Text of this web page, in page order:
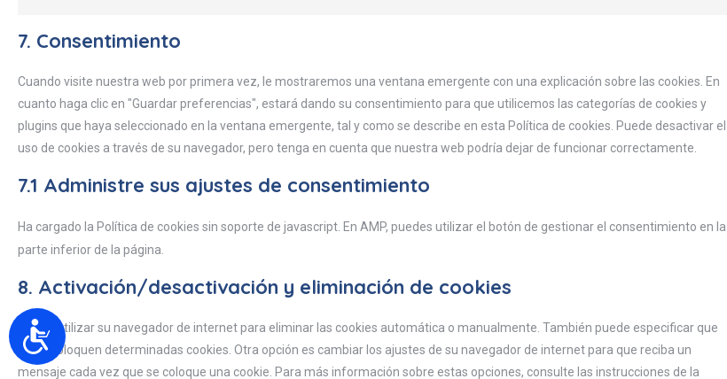
7. Consentimiento
Cuando visite nuestra web por primera vez, le mostraremos una ventana emergente con una explicación sobre las cookies. En
cuanto haga clic en "Guardar preferencias", estará dando su consentimiento para que utilicemos las categorías de cookies y
plugins que haya seleccionado en la ventana emergente, tal y como se describe en esta Política de cookies. Puede desactivar el
uso de cookies a través de su navegador, pero tenga en cuenta que nuestra web podría dejar de funcionar correctamente.
7.1 Administre sus ajustes de consentimiento
Ha cargado la Política de cookies sin soporte de javascript. En AMP, puedes utilizar el botón de gestionar el consentimiento en la
parte inferior de la página.
8. Activación/desactivación y eliminación de cookies
Puede utilizar su navegador de internet para eliminar las cookies automática o manualmente. También puede especificar que
no se coloquen determinadas cookies. Otra opción es cambiar los ajustes de su navegador de internet para que reciba un
mensaje cada vez que se coloque una cookie. Para más información sobre estas opciones, consulte las instrucciones de la